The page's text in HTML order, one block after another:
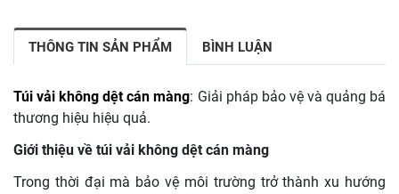
THÔNG TIN SẢN PHẨM BÌNH LUẬN
Túi vải không dệt cán màng: Giải pháp bảo vệ và quảng bá
thương hiệu hiệu quả.
Giới thiệu về túi vải không dệt cán màng
Trong thời đại mà bảo vệ môi trường trở thành xu hướng